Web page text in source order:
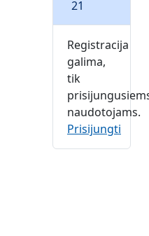
21
Registracija
galima,
tik
naudotojams.
Prisijungti